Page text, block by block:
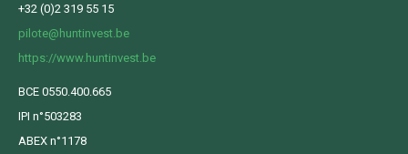
+32 (0)2 319 55 15
pilote@huntinvest.be
https://www.huntinvest.be
BCE 0550.400.665
IPI n°503283
ABEX n°1178